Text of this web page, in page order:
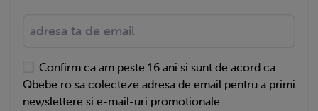
Confirm ca am peste 16 ani si sunt de acord ca
Qbebe.ro sa colecteze adresa de email pentru a primi
newslettere si e-mail-uri promotionale.